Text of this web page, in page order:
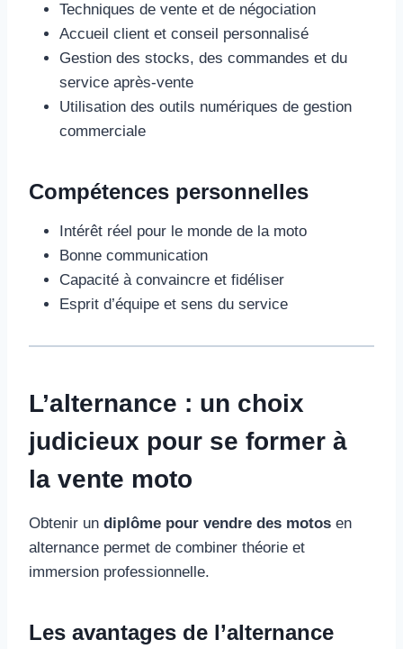
Techniques de vente et de négociation
Accueil client et conseil personnalisé
Gestion des stocks, des commandes et du
service après-vente
Utilisation des outils numériques de gestion
commerciale
Compétences personnelles
Intérêt réel pour le monde de la moto
Bonne communication
Capacité à convaincre et fidéliser
Esprit d’équipe et sens du service
L’alternance : un choix
judicieux pour se former à
la vente moto
Obtenir un diplôme pour vendre des motos en
alternance permet de combiner théorie et
immersion professionnelle.
Les avantages de l’alternance